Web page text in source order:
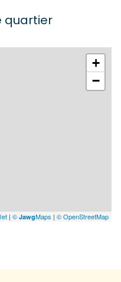
quartier
+
−
| © JawgMaps | © OpenStreetMap